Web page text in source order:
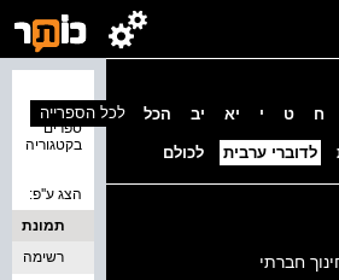
ח ט י יא יב הכל
לדוברי ערבית לכולם
חברתי
ספרים
בקטגוריה
לכל הספרייה
הצג ע''פ:
תמונת
כריכה
רשימה